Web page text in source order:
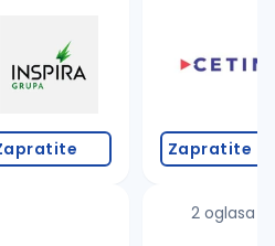
greške (koristite č, ć, š, đ,
filtere pretrage
Zapratite
2 oglasa